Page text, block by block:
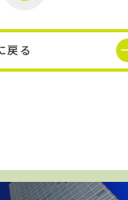
戻る